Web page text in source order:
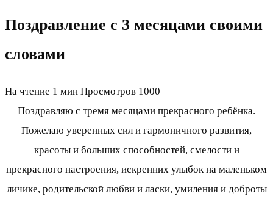
Поздравление с 3 месяцами своими
словами
На чтение 1 мин Просмотров 1000
Поздравляю с тремя месяцами прекрасного ребёнка.
Пожелаю уверенных сил и гармоничного развития,
красоты и больших способностей, смелости и
прекрасного настроения, искренних улыбок на маленьком
личике, родительской любви и ласки, умиления и доброты